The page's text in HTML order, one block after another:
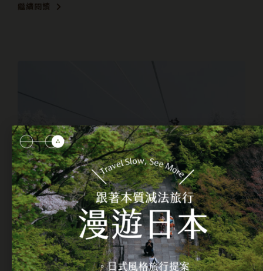
繼續閱讀
日本北海道 2022-11-18
北海道滑雪｜繽紛浪漫的北海道雪國之旅，札
幌雪祭2024最新資訊！